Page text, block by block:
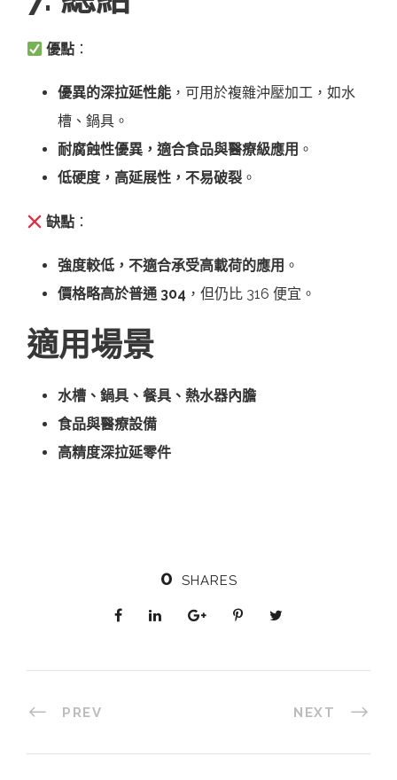
優點 ：
優異的深拉延性能 ，可用於複雜沖壓加工，如水
槽、鍋具。
耐腐蝕性優異，適合食品與醫療級應用 。
低硬度，高延展性，不易破裂 。
缺點 ：
強度較低，不適合承受高載荷的應用 。
價格略高於普通 304 ，但仍比 316 便宜。
適用場景
水槽、鍋具、餐具、熱水器內膽
食品與醫療設備
高精度深拉延零件
0 SHARES
PREV NEXT